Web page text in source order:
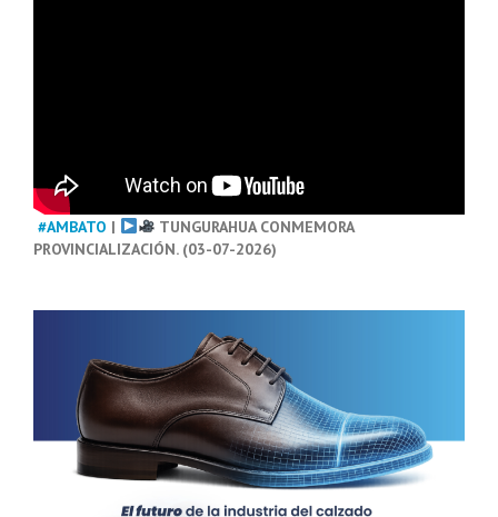
#AMBATO |
TUNGURAHUA CONMEMORA
PROVINCIALIZACIÓN. (03-07-2026)